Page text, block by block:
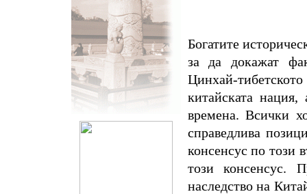
Богатите
за да докажат
Цинхай-
китайската
времена. Всички
справедлива
консенсус по този
този консенсус.
наследство на